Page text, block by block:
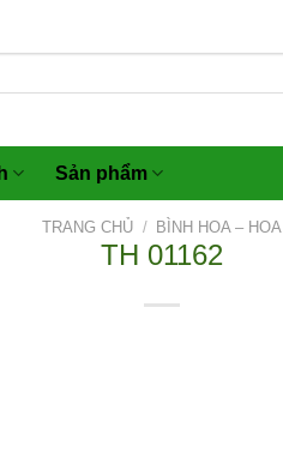
Sản phẩm
TRANG CHỦ / BÌNH HOA – HOA
TH 01162